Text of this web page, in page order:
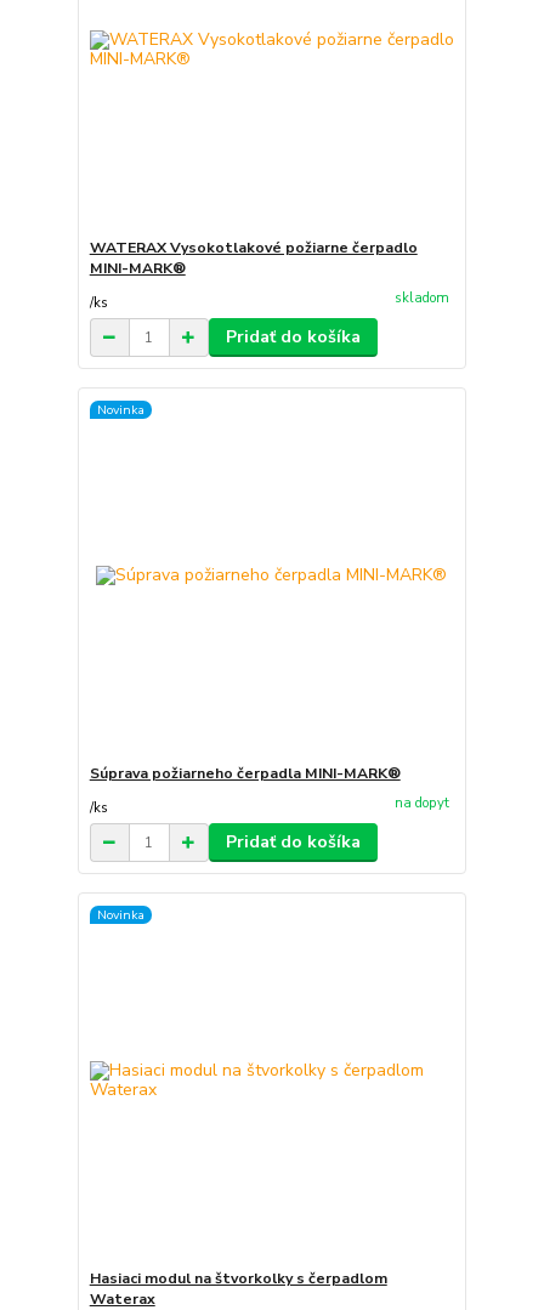
WATERAX Vysokotlakové požiarne čerpadlo
MINI-MARK®
/ks skladom
Pridať do košíka
Novinka
Súprava požiarneho čerpadla MINI-MARK®
/ks na dopyt
Pridať do košíka
Novinka
Hasiaci modul na štvorkolky s čerpadlom
Waterax